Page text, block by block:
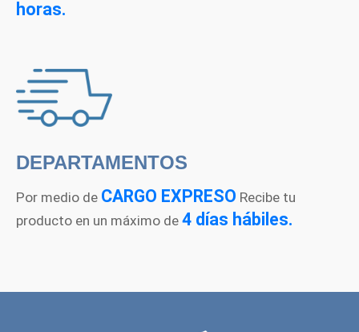
horas.
DEPARTAMENTOS
Por medio de CARGO EXPRESO Recibe tu
producto en un máximo de 4 días hábiles.